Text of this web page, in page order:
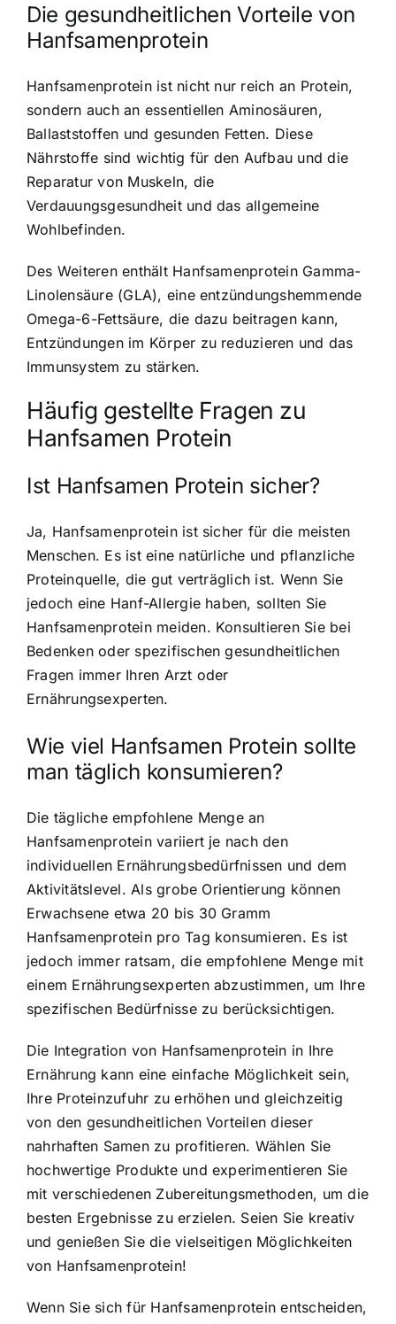
Die gesundheitlichen Vorteile von
Hanfsamenprotein
Hanfsamenprotein ist nicht nur reich an Protein,
sondern auch an essentiellen Aminosäuren,
Ballaststoffen und gesunden Fetten. Diese
Nährstoffe sind wichtig für den Aufbau und die
Reparatur von Muskeln, die
Verdauungsgesundheit und das allgemeine
Wohlbefinden.
Des Weiteren enthält Hanfsamenprotein Gamma-
Linolensäure (GLA), eine entzündungshemmende
Omega-6-Fettsäure, die dazu beitragen kann,
Entzündungen im Körper zu reduzieren und das
Immunsystem zu stärken.
Häufig gestellte Fragen zu
Hanfsamen Protein
Ist Hanfsamen Protein sicher?
Ja, Hanfsamenprotein ist sicher für die meisten
Menschen. Es ist eine natürliche und pflanzliche
Proteinquelle, die gut verträglich ist. Wenn Sie
jedoch eine Hanf-Allergie haben, sollten Sie
Hanfsamenprotein meiden. Konsultieren Sie bei
Bedenken oder spezifischen gesundheitlichen
Fragen immer Ihren Arzt oder
Ernährungsexperten.
Wie viel Hanfsamen Protein sollte
man täglich konsumieren?
Die tägliche empfohlene Menge an
Hanfsamenprotein variiert je nach den
individuellen Ernährungsbedürfnissen und dem
Aktivitätslevel. Als grobe Orientierung können
Erwachsene etwa 20 bis 30 Gramm
Hanfsamenprotein pro Tag konsumieren. Es ist
jedoch immer ratsam, die empfohlene Menge mit
einem Ernährungsexperten abzustimmen, um Ihre
spezifischen Bedürfnisse zu berücksichtigen.
Die Integration von Hanfsamenprotein in Ihre
Ernährung kann eine einfache Möglichkeit sein,
Ihre Proteinzufuhr zu erhöhen und gleichzeitig
von den gesundheitlichen Vorteilen dieser
nahrhaften Samen zu profitieren. Wählen Sie
hochwertige Produkte und experimentieren Sie
mit verschiedenen Zubereitungsmethoden, um die
besten Ergebnisse zu erzielen. Seien Sie kreativ
und genießen Sie die vielseitigen Möglichkeiten
von Hanfsamenprotein!
Wenn Sie sich für Hanfsamenprotein entscheiden,